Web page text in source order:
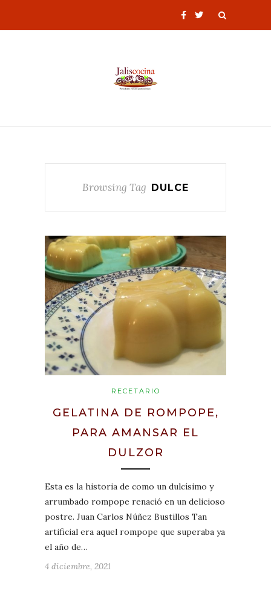
Browsing Tag DULCE
RECETARIO
GELATINA DE ROMPOPE,
PARA AMANSAR EL
DULZOR
Esta es la historia de como un dulcísimo y
arrumbado rompope renació en un delicioso
postre. Juan Carlos Núñez Bustillos Tan
artificial era aquel rompope que superaba ya
el año de…
4 diciembre, 2021